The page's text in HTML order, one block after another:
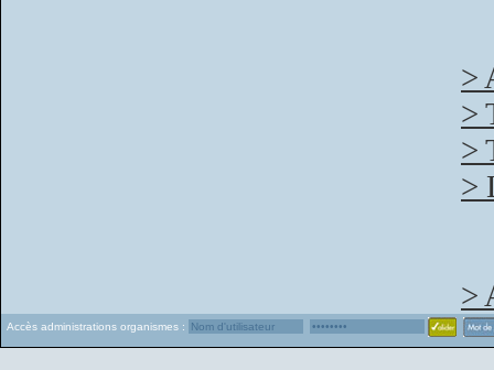
>
>
>
>
>
Accès administrations organismes :